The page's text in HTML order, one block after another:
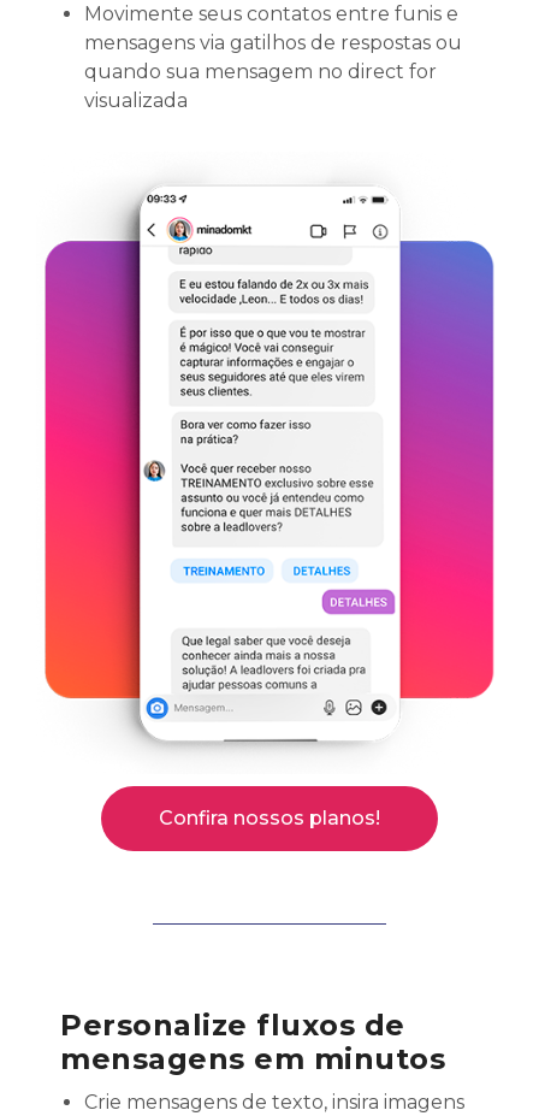
Movimente seus contatos entre funis e
mensagens via gatilhos de respostas ou
quando sua mensagem no direct for
visualizada
Confira nossos planos!
Personalize fluxos de
mensagens em minutos
Crie mensagens de texto, insira imagens